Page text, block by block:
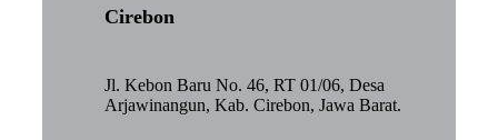
Cirebon
Jl. Kebon Baru No. 46, RT 01/06, Desa
Arjawinangun, Kab. Cirebon, Jawa Barat.